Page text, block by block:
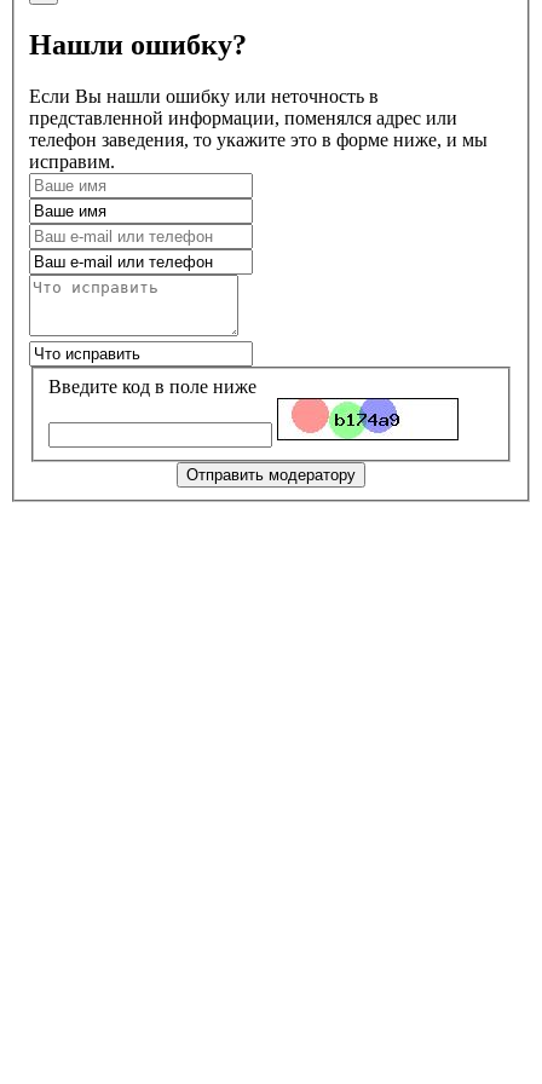
Нашли ошибку?
Если Вы нашли ошибку или неточность в
представленной информации, поменялся адрес или
телефон заведения, то укажите это в форме ниже, и мы
исправим.
Введите код в поле ниже
Отправить модератору